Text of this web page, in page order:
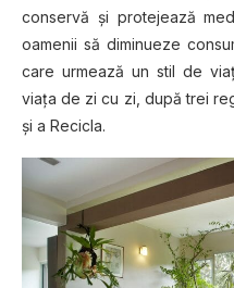
conservă şi protejează
oamenii să diminueze
care urmează un stil de
viaţa de zi cu zi, după trei
şi a Recicla.